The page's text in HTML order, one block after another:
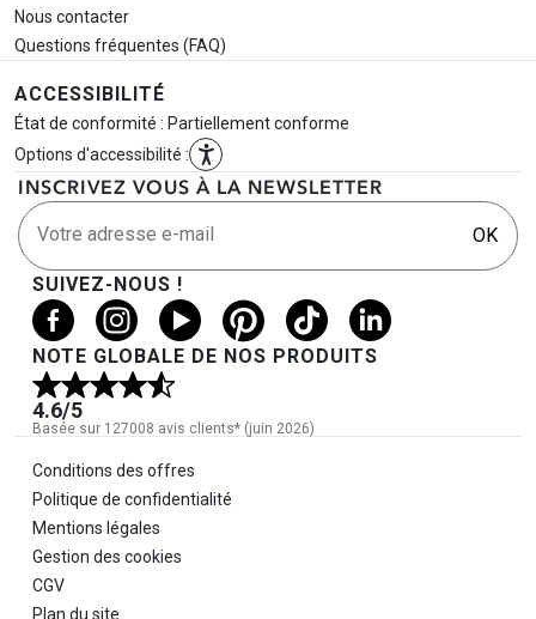
Nous contacter
Questions fréquentes (FAQ)
ACCESSIBILITÉ
État de conformité : Partiellement conforme
Options d'accessibilité :
INSCRIVEZ VOUS À LA NEWSLETTER
Votre adresse e-mail OK
SUIVEZ-NOUS !
NOTE GLOBALE DE NOS PRODUITS
4.6/5
Basée sur 127008 avis clients* (juin 2026)
Informations légales
Conditions des offres
Politique de confidentialité
Mentions légales
Gestion des cookies
CGV
Plan du site